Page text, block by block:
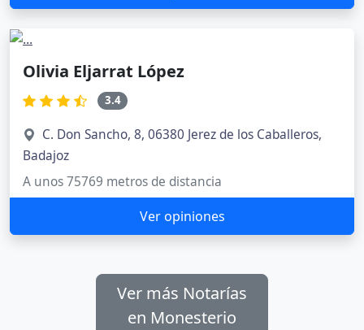
Olivia Eljarrat López
3.4
C. Don Sancho, 8, 06380 Jerez de los Caballeros,
Badajoz
A unos 75769 metros de distancia
Ver opiniones
Ver más Notarías
en Monesterio